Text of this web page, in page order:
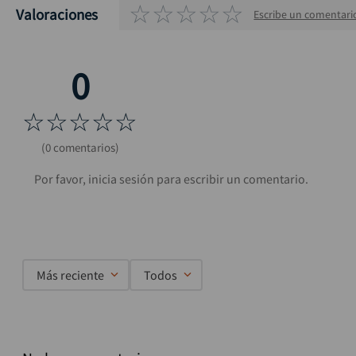
Valoraciones ☆☆☆☆☆ Escribe un
☆☆☆☆☆
(0 comentarios)
Más reciente Todos